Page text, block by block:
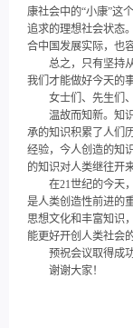
康社会中的“小康”这
追求的理想社会状态
合中国发展实际，也
总之，只有坚持从
我们才能做好今天的事
女士们、先生们、
温故而知新。知识
承的知识积累了人们
经验，今人创造的知
的知识对人类继往开
在21世纪的今天，
是人类创造性前进的
思想文化和丰富知识
能更好开创人类社会
预祝会议取得成功
谢谢大家！